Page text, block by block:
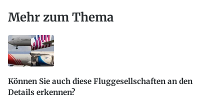
Mehr zum Thema
Können Sie auch diese Fluggesellschaften an den
Details erkennen?